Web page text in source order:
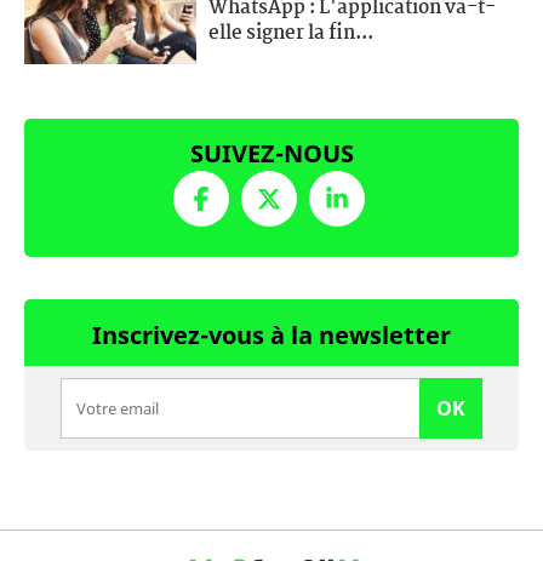
WhatsApp : L'application va-t-
elle signer la fin...
SUIVEZ-NOUS
Inscrivez-vous à la newsletter
OK